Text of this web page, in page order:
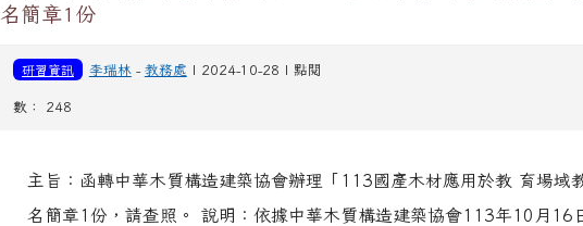
名簡章1份
研習資訊 李瑞林- 教務處 | 2024-10-28 | 點閱
數： 248
主旨：函轉中華木質構造建築協會辦理「113國產木材應用於教 育場域
名簡章1份，請查照。 說明：依據中華木質構造建築協會113年10月16